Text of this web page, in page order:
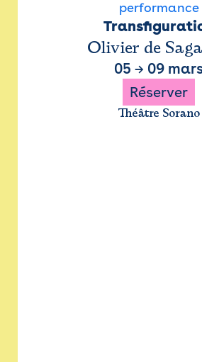
performance
Olivier de
05 → 09
Réserver
Théâtre Sorano